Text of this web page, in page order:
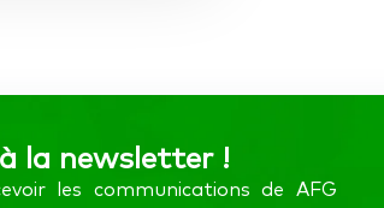
la newsletter !
les communications de AFG